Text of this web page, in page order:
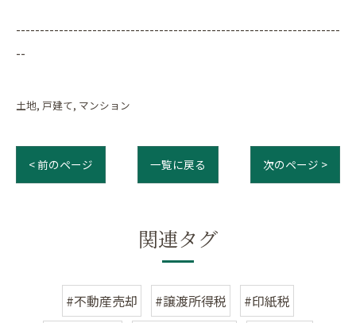
--------------------------------------------------------------------
--
土地 戸建て マンション
< 前のページ 一覧に戻る 次のページ >
関連タグ
#不動産売却 #譲渡所得税
#印紙税